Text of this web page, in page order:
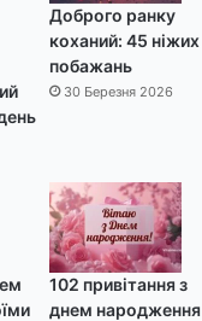
Доброго ранку
коханий: 45 ніжих
побажань
30 Березня 2026
102 привітання з
днем народження